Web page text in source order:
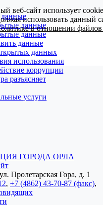
данные
данные
данные
данных
использования
коррупции
разъясняет
услуги
ГОРОДА ОРЛА
Пролетарская Гора, д. 1
, +7 (4862) 43-70-87 (факс),
веб-сайт использует
использовать данный
в отношении